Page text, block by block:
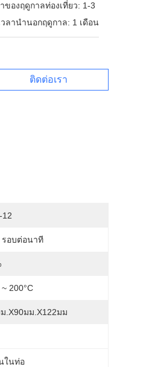
ของฤดูกาลท่องเที่ยว: 1-3
วลานำนอกฤดูกาล: 1 เดือน
ติดต่อเรา
12
รอบต่อนาที
200°C
.x90มม.x122มม
ในท่อ